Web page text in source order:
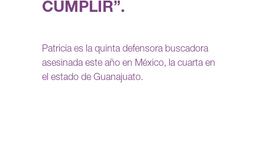
CUMPLIR”.
Patricia es la quinta defensora buscadora
asesinada este año en México, la cuarta en
el estado de Guanajuato.